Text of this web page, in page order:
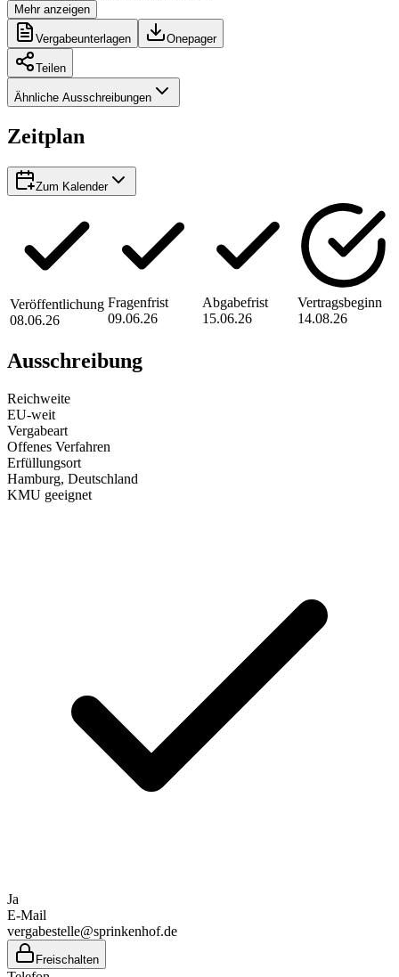
Mehr anzeigen
Vergabeunterlagen Onepager
Teilen
Ähnliche Ausschreibungen
Zeitplan
Zum Kalender
Veröffentlichung
08.06.26
Fragenfrist
09.06.26
Abgabefrist
15.06.26
Vertragsbeginn
14.08.26
Ausschreibung
Reichweite
EU-weit
Vergabeart
Offenes Verfahren
Erfüllungsort
Hamburg, Deutschland
KMU geeignet
Ja
E-Mail
vergabestelle@sprinkenhof.de
Freischalten